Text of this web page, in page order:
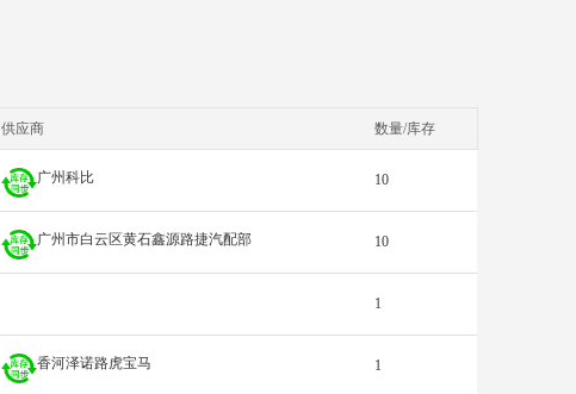
供应商 数量/库存
广州科比 10
广州市白云区黄石鑫源路捷汽配部 10
1
香河泽诺路虎宝马 1